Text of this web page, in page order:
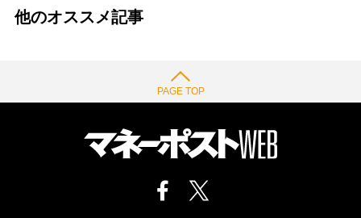
他のオススメ記事
PAGE TOP